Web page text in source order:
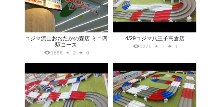
コジマ流山おおたかの森店 ミニ四
駆コース
1886 2 0
4/29コジマ八王子高倉店
1271 7 1